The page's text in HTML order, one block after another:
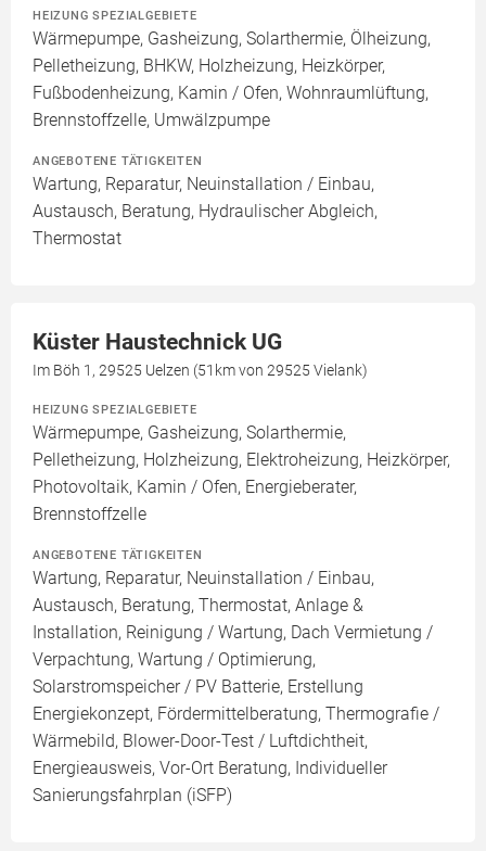
HEIZUNG SPEZIALGEBIETE
Wärmepumpe, Gasheizung, Solarthermie, Ölheizung,
Pelletheizung, BHKW, Holzheizung, Heizkörper,
Fußbodenheizung, Kamin / Ofen, Wohnraumlüftung,
Brennstoffzelle, Umwälzpumpe
ANGEBOTENE TÄTIGKEITEN
Wartung, Reparatur, Neuinstallation / Einbau,
Austausch, Beratung, Hydraulischer Abgleich,
Thermostat
Küster Haustechnick UG
Im Böh 1, 29525 Uelzen (51km von 29525 Vielank)
HEIZUNG SPEZIALGEBIETE
Wärmepumpe, Gasheizung, Solarthermie,
Pelletheizung, Holzheizung, Elektroheizung, Heizkörper,
Photovoltaik, Kamin / Ofen, Energieberater,
Brennstoffzelle
ANGEBOTENE TÄTIGKEITEN
Wartung, Reparatur, Neuinstallation / Einbau,
Austausch, Beratung, Thermostat, Anlage &
Installation, Reinigung / Wartung, Dach Vermietung /
Verpachtung, Wartung / Optimierung,
Solarstromspeicher / PV Batterie, Erstellung
Energiekonzept, Fördermittelberatung, Thermografie /
Wärmebild, Blower-Door-Test / Luftdichtheit,
Energieausweis, Vor-Ort Beratung, Individueller
Sanierungsfahrplan (iSFP)